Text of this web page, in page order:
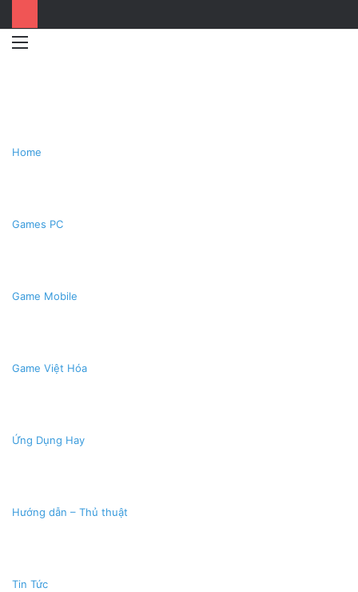
Home
Games PC
Game Mobile
Game Việt Hóa
Ứng Dụng Hay
Hướng dẫn – Thủ thuật
Tin Tức